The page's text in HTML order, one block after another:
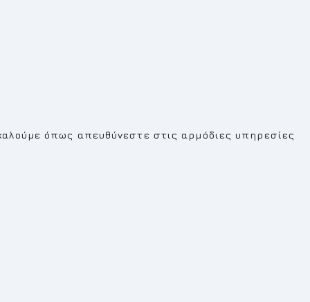
όπως απευθύνεστε στις αρμόδιες υπηρεσίες